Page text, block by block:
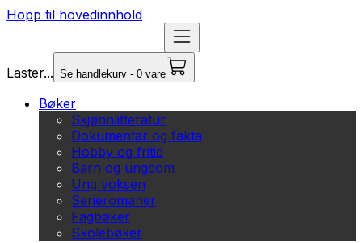
Hopp til hovedinnhold
Laster... Se handlekurv - 0 vare
Bøker
Skjønnlitteratur
Dokumentar og fakta
Hobby og fritid
Barn og ungdom
Ung voksen
Serieromaner
Fagbøker
Skolebøker